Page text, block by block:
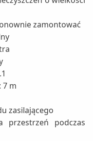
zamontować
7 m
zasilającego
przestrzeń podczas